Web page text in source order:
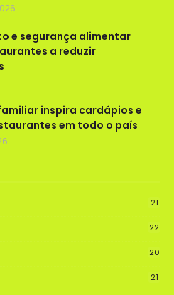
e segurança alimentar
a reduzir
inspira cardápios e
em todo o país
21
22
20
21